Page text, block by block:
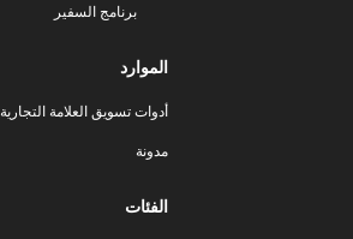
برنامج السفير
الموارد
أدوات تسويق العلامة التجارية
مدونة
الفئات